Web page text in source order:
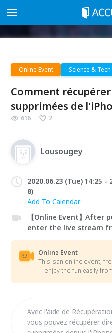
Online Event Science & Tech
Comment
supprimées de
616 2
Lousougey
2020.06.23 (Tue) 14:25 -
8)
Add To Calendar
【Online Event】After
enter the live stream
Online Event
This is an online event,
—enjoy the fun easily
Avec l'aide de
vous pouvez récupérer